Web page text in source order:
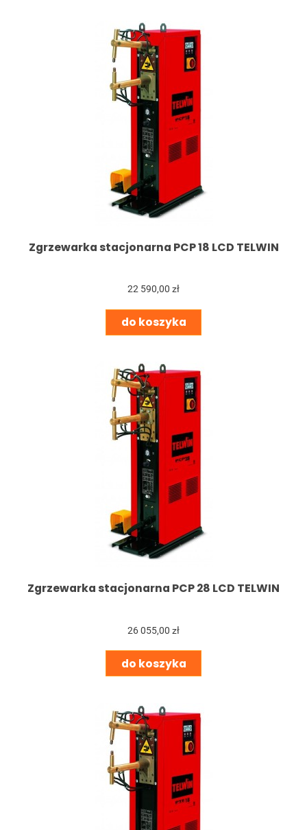
Zgrzewarka stacjonarna PCP 18 LCD TELWIN
22 590,00 zł
do koszyka
Zgrzewarka stacjonarna PCP 28 LCD TELWIN
26 055,00 zł
do koszyka